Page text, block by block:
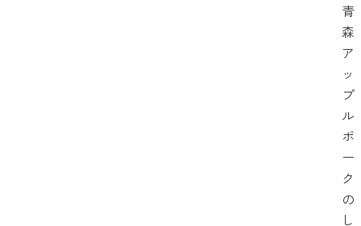
青
森
ア
ッ
プ
ル
ポ
ー
ク
の
し